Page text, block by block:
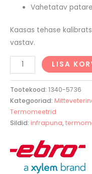
Vahetatav
Kaasas tehase
vastav.
LISA
Tootekood: 1340-5736
Kategooriad:
Termomeetrid
Sildid: infrapuna,